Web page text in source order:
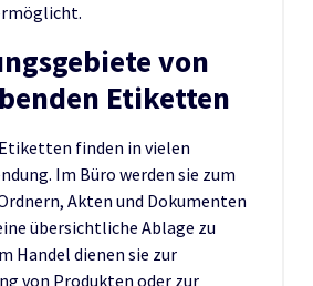
von
Etiketten
finden in vielen
Im Büro werden sie zum
Akten und Dokumenten
übersichtliche Ablage zu
Handel dienen sie zur
von Produkten oder zur